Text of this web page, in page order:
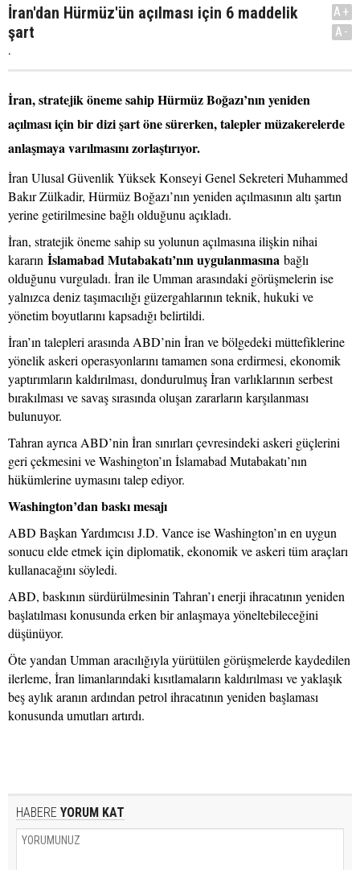
İran'dan Hürmüz'ün açılması için 6 maddelik
şart
.
A+
A-
İran, stratejik öneme sahip Hürmüz Boğazı’nın yeniden
açılması için bir dizi şart öne sürerken, talepler müzakerelerde
anlaşmaya varılmasını zorlaştırıyor.
İran Ulusal Güvenlik Yüksek Konseyi Genel Sekreteri Muhammed
Bakır Zülkadir, Hürmüz Boğazı’nın yeniden açılmasının altı şartın
yerine getirilmesine bağlı olduğunu açıkladı.
İran, stratejik öneme sahip su yolunun açılmasına ilişkin nihai
kararın İslamabad Mutabakatı’nın uygulanmasına bağlı
olduğunu vurguladı. İran ile Umman arasındaki görüşmelerin ise
yalnızca deniz taşımacılığı güzergahlarının teknik, hukuki ve
yönetim boyutlarını kapsadığı belirtildi.
İran’ın talepleri arasında ABD’nin İran ve bölgedeki müttefiklerine
yönelik askeri operasyonlarını tamamen sona erdirmesi, ekonomik
yaptırımların kaldırılması, dondurulmuş İran varlıklarının serbest
bırakılması ve savaş sırasında oluşan zararların karşılanması
bulunuyor.
Tahran ayrıca ABD’nin İran sınırları çevresindeki askeri güçlerini
geri çekmesini ve Washington’ın İslamabad Mutabakatı’nın
hükümlerine uymasını talep ediyor.
Washington’dan baskı mesajı
ABD Başkan Yardımcısı J.D. Vance ise Washington’ın en uygun
sonucu elde etmek için diplomatik, ekonomik ve askeri tüm araçları
kullanacağını söyledi.
ABD, baskının sürdürülmesinin Tahran’ı enerji ihracatının yeniden
başlatılması konusunda erken bir anlaşmaya yöneltebileceğini
düşünüyor.
Öte yandan Umman aracılığıyla yürütülen görüşmelerde kaydedilen
ilerleme, İran limanlarındaki kısıtlamaların kaldırılması ve yaklaşık
beş aylık aranın ardından petrol ihracatının yeniden başlaması
konusunda umutları artırdı.
HABERE YORUM KAT